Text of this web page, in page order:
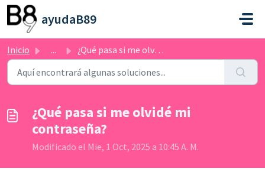
Saltar al contenido principal
ayudaB89
Inicio ... ¿Qué pasa si me olvidé mi contraseña?
¿Qué pasa si me olvidé mi
contraseña?
Modificado el Mie, 1 Oct, 2025 a 10:45 A. M.